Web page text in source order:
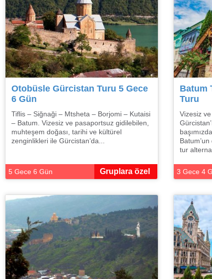
Otobüsle Gürcistan Turu 5 Gece
6 Gün
Tiflis – Siğnaği – Mtsheta – Borjomi – Kutaisi
– Batum. Vizesiz ve pasaportsuz gidilebilen,
muhteşem doğası, tarihi ve kültürel
zenginlikleri ile Gürcistan’da...
5 Gece 6 Gün Gruplara özel
Batum
Turu
Vizesiz
tur
3 Gece 4